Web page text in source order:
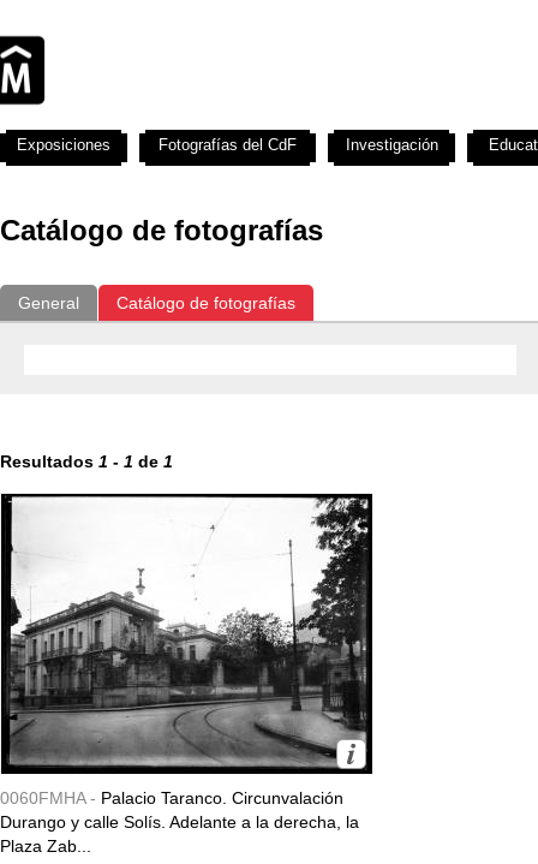
Catálogo de fotografías
General Catálogo de fotografías
Resultados 1 - 1 de 1
0060FMHA - Palacio Taranco. Circunvalación
Durango y calle Solís. Adelante a la derecha, la
Plaza Zab...
Exposiciones Fotografías del CdF Investigación